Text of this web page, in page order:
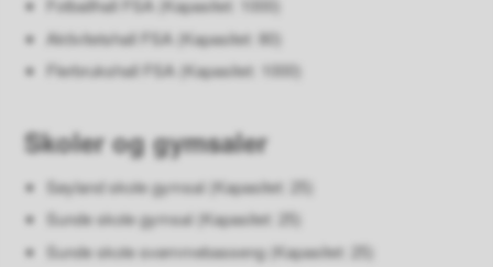
Fotballhall FSA (Kapasitet: 1000)
Aktivitetshall FSA (Kapasitet: 80)
Flerbrukshall FSA (Kapasitet: 1000)
Skoler og gymsaler
Søyland skole gymsal (Kapasitet: 25)
Sunde skole gymsal (Kapasitet: 25)
Sunde skole svømmebasseng (Kapasitet: 25)